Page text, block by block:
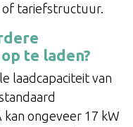
of tariefstructuur.
te laden?
laadcapaciteit van
kan ongeveer 17 kW